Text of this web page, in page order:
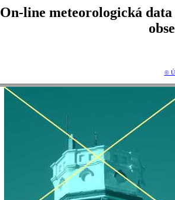
On-line meteorologická
©